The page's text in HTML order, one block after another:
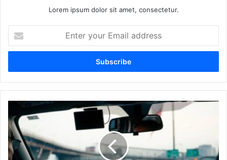
Lorem ipsum dolor sit amet, consectetur.
your
Email